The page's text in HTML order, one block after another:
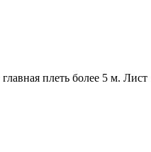
плеть более 5 м. Лист